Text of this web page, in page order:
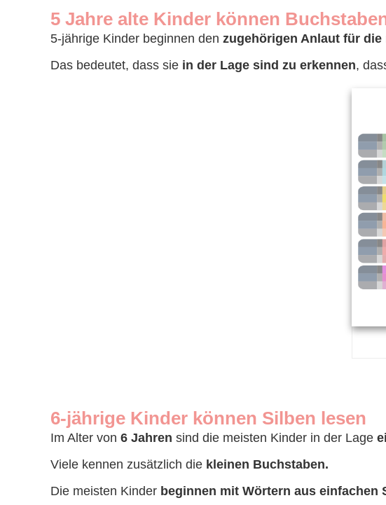
5 Jahre alte Kinder können
5-jährige Kinder beginnen den zugehörigen Anlaut für
Das bedeutet, dass sie in der Lage sind zu erkennen,
6-jährige Kinder können Silben lesen
Im Alter von 6 Jahren sind die meisten Kinder in der Lage
Viele kennen zusätzlich die kleinen Buchstaben.
Die meisten Kinder beginnen mit Wörtern aus einfachen